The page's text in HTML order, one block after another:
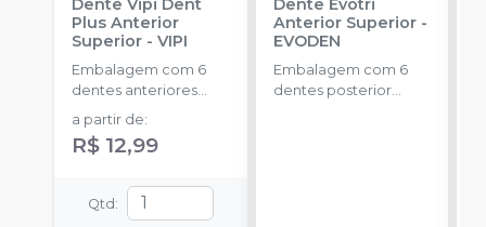
Dente Vipi Dent
Plus Anterior
Superior -VIPI
Embalagem com 6
dentes anteriores
superiores.
a partir de:
R$ 12,99
Qtd :
Dente Evotri
Anterior Superior-
EVODEN
Embalagem com 6
dentes posterior